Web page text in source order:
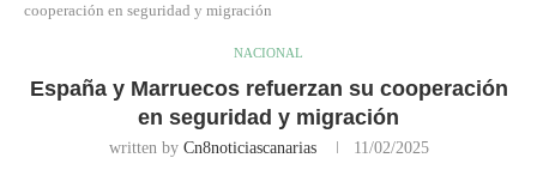
cooperación en seguridad y migración
NACIONAL
España y Marruecos refuerzan su cooperación
en seguridad y migración
written by Cn8noticiascanarias 11/02/2025